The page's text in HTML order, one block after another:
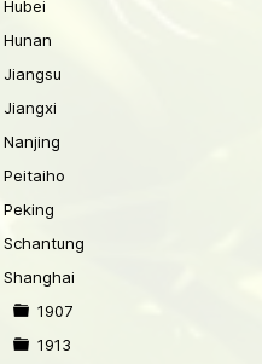
Hubei
Hunan
Jiangsu
Jiangxi
Nanjing
Peitaiho
Peking
Schantung
Shanghai
1907
1913